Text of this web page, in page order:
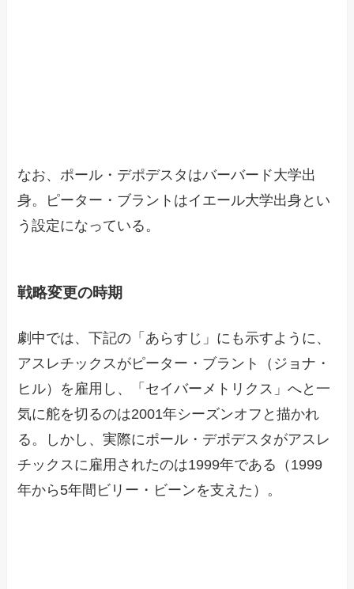
なお、ポール・デポデスタはバーバード大学出
身。ピーター・ブラントはイエール大学出身とい
う設定になっている。
戦略変更の時期
劇中では、下記の「あらすじ」にも示すように、
アスレチックスがピーター・ブラント（ジョナ・
ヒル）を雇用し、「セイバーメトリクス」へと一
気に舵を切るのは2001年シーズンオフと描かれ
る。しかし、実際にポール・デポデスタがアスレ
チックスに雇用されたのは1999年である（1999
年から5年間ビリー・ビーンを支えた）。